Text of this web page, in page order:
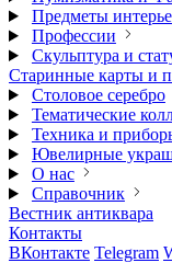
Предметы
Профессии
Скульптура и
Старинные карты и
Столовое серебро
Тематические
Техника и
Ювелирные
О нас
Справочник
Вестник антиквара
Контакты
ВКонтакте Telegram